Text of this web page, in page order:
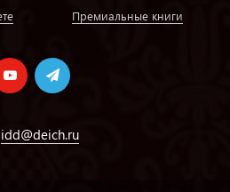
Премиальные книги
idd@deich.ru